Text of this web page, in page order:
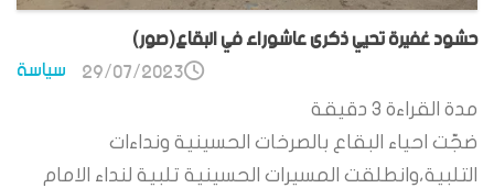
حشود غفيرة تحيي ذكرى عاشوراء في البقاع(صور)
سياسة 29/07/2023
مدة القراءة 3 دقيقة
ضجّت احياء البقاع بالصرخات الحسينية ونداءات
التلبية،وانطلقت المسيرات الحسينية تلبية لنداء الامام